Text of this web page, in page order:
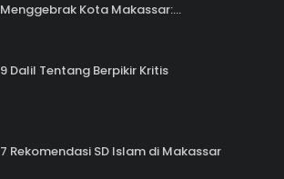
Menggebrak Kota Makassar:...
9 Dalil Tentang Berpikir Kritis
7 Rekomendasi SD Islam di Makassar